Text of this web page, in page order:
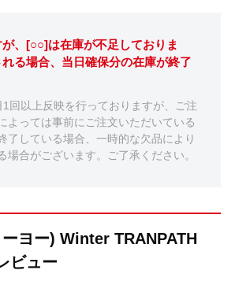
が、[○○]は在庫が不足しておりま
る場合、当日確保分の在庫が終了
回以上反映を行っておりますが、ご注
よっては事前にご注文いただいている
了している場合、一時的な欠品により
場合がございます。ご了承ください。
ヨー) Winter TRANPATH
ビュー